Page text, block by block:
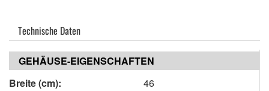
Technische Daten
GEHÄUSE-EIGENSCHAFTEN
Breite (cm):
46